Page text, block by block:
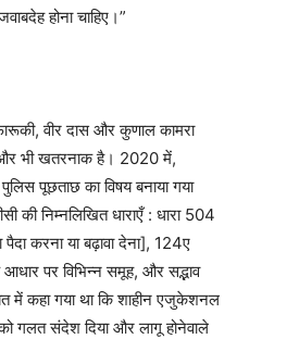
होना चाहिए।”
वीर दास और कुणाल कामरा
और भी खतरनाक है। 2020 में,
पूछताछ का विषय बनाया गया
निम्नलिखित धाराएँ : धारा 504
करना या बढ़ावा देना], 124ए
पर विभिन्न समूह, और सद्भाव
में कहा गया था कि शाहीन एजुकेशनल
गलत संदेश दिया और लागू होनेवाले